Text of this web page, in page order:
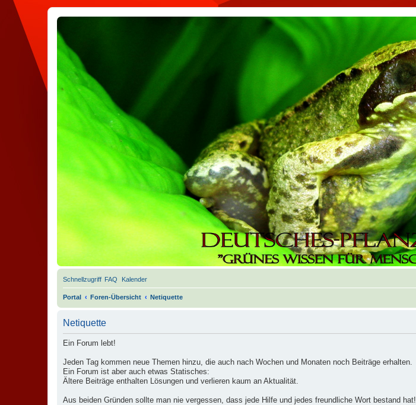
Schnellzugriff FAQ Kalender
Portal Foren-Übersicht Netiquette
Netiquette
Ein Forum lebt!
Jeden Tag kommen neue Themen hinzu, die auch nach Wochen und Monaten noch Beiträge erhalten.
Ein Forum ist aber auch etwas Statisches:
Ältere Beiträge enthalten Lösungen und verlieren kaum an Aktualität.
Aus beiden Gründen sollte man nie vergessen, dass jede Hilfe und jedes freundliche Wort bestand hat!